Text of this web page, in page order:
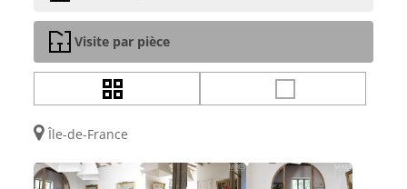
Visite par pièce
Île-de-France